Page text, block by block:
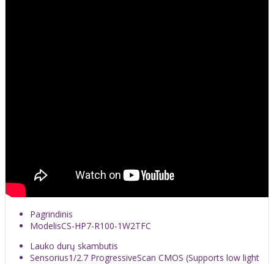
Pagrindinis
ModelisCS-HP7-R100-1W2TFC
Lauko durų skambutis
Sensorius1/2.7 ProgressiveScan CMOS (Supports low light